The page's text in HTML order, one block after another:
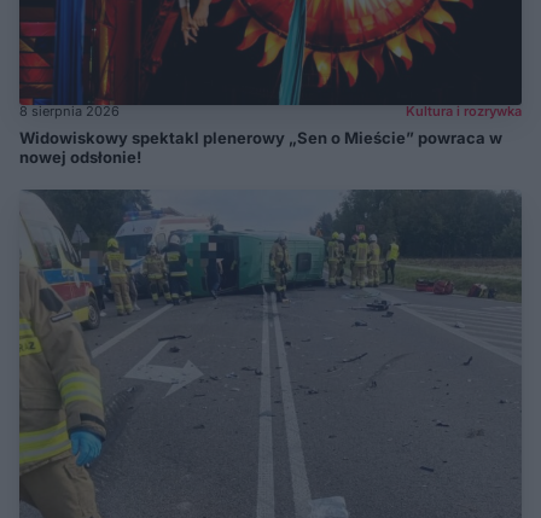
8 sierpnia 2026 Kultura i rozrywka
Widowiskowy spektakl plenerowy „Sen o Mieście” powraca w
nowej odsłonie!